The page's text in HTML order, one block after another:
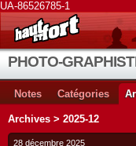
UA-86526785-1
PHOTO-
Notes Catégories
Archives > 2025-12
28 décembre 2025